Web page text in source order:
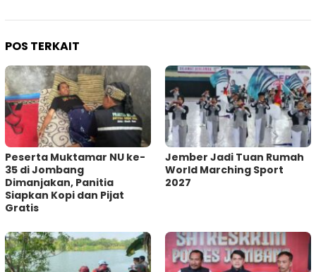
POS TERKAIT
Peserta Muktamar NU ke-
35 di Jombang
Dimanjakan, Panitia
Siapkan Kopi dan Pijat
Gratis
Jember Jadi Tuan Rumah
World Marching Sport
2027